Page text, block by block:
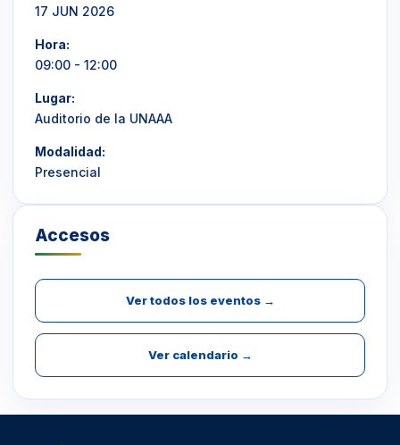
17 JUN 2026
Hora:
09:00 - 12:00
Lugar:
Auditorio de la UNAAA
Modalidad:
Presencial
Accesos
Ver todos los eventos →
Ver calendario →